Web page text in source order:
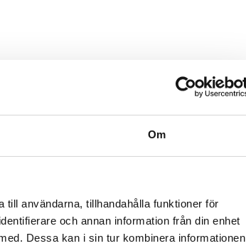
Om
till användarna, tillhandahålla funktioner för
och annan information från din enhet
Dessa kan i sin tur kombinera informationen